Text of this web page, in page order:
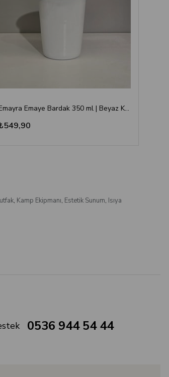
Emayra Emaye Bardak 350 ml | Beyaz Kordon Kobalt
, Kamp Ekipmanı, Estetik Sunum, Isıya
0536 944 54 44